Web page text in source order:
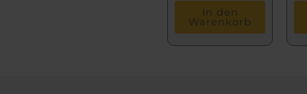
In den
Warenkorb